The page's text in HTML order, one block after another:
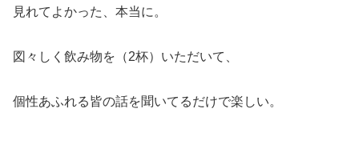
見れてよかった、本当に。
図々しく飲み物を（2杯）いただいて、
個性あふれる皆の話を聞いてるだけで楽しい。